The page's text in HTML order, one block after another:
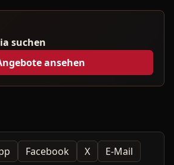
suchen
ansehen
Facebook X E-Mail